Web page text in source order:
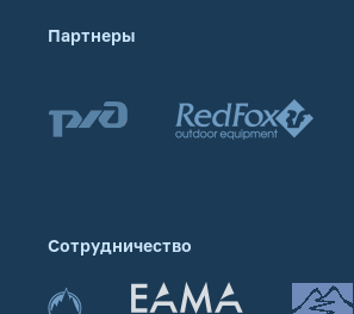
Партнеры
Сотрудничество